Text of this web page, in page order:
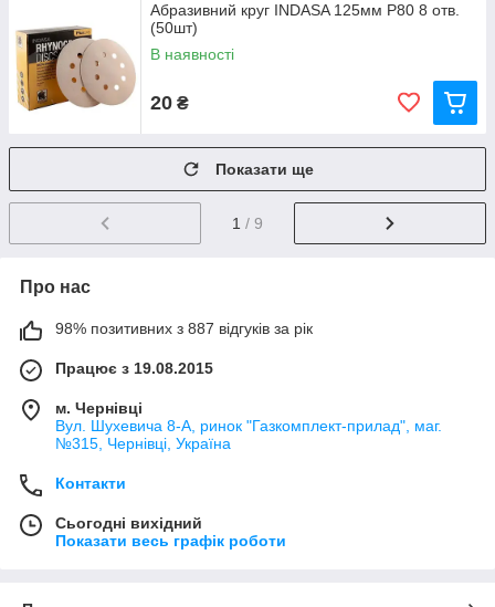
Абразивний круг INDASA 125мм P80 8 отв.
(50шт)
В наявності
20 ₴
Показати ще
1 / 9
Про нас
98% позитивних з 887 відгуків за рік
Працює з 19.08.2015
м. Чернівці
Вул. Шухевича 8-А, ринок "Газкомплект-прилад", маг.
№315, Чернівці, Україна
Контакти
Сьогодні вихідний
Показати весь графік роботи